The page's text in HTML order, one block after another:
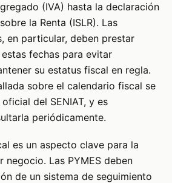
(IVA) hasta la declaración
la Renta (ISLR). Las
en particular, deben prestar
fechas para evitar
su estatus fiscal en regla.
sobre el calendario fiscal se
del SENIAT, y es
periódicamente.
es un aspecto clave para la
negocio. Las PYMES deben
de un sistema de seguimiento